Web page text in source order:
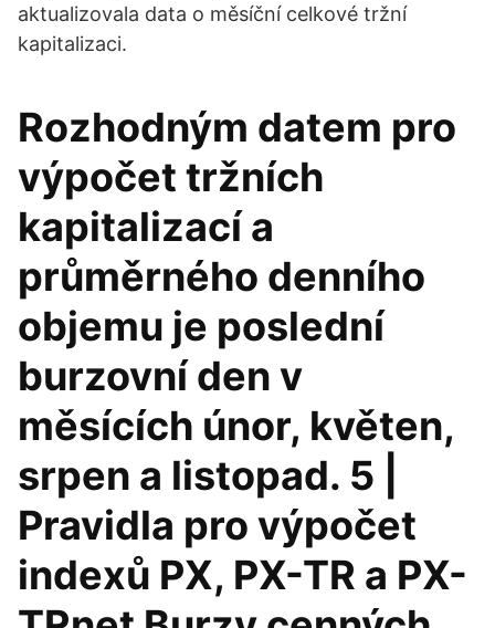
aktualizovala data o měsíční celkové tržní
kapitalizaci.
Rozhodným datem pro
výpočet tržních
kapitalizací a
průměrného denního
objemu je poslední
burzovní den v
měsících únor, květen,
srpen a listopad. 5 |
Pravidla pro výpočet
indexů PX, PX-TR a PX-